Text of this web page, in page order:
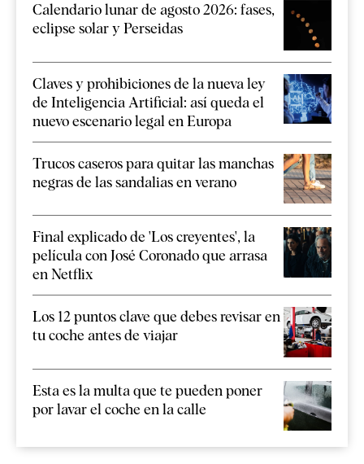
Calendario lunar de agosto 2026: fases,
eclipse solar y Perseidas
Claves y prohibiciones de la nueva ley
de Inteligencia Artificial: así queda el
nuevo escenario legal en Europa
Trucos caseros para quitar las manchas
negras de las sandalias en verano
Final explicado de 'Los creyentes', la
película con José Coronado que arrasa
en Netflix
Los 12 puntos clave que debes revisar en
tu coche antes de viajar
Esta es la multa que te pueden poner
por lavar el coche en la calle